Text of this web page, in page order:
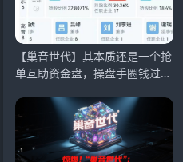
【巢音世代】其本质还是一个抢
单互助资金盘，操盘手圈钱过